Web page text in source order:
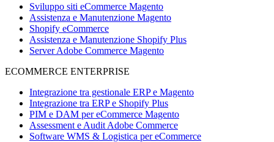
Sviluppo siti eCommerce Magento
Assistenza e Manutenzione Magento
Shopify eCommerce
Assistenza e Manutenzione Shopify Plus
Server Adobe Commerce Magento
ECOMMERCE ENTERPRISE
Integrazione tra gestionale ERP e Magento
Integrazione tra ERP e Shopify Plus
PIM e DAM per eCommerce Magento
Assessment e Audit Adobe Commerce
Software WMS & Logistica per eCommerce